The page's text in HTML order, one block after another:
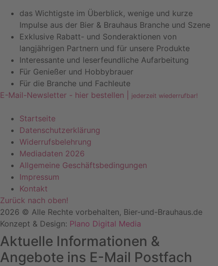
das Wichtigste im Überblick, wenige und kurze
Impulse aus der Bier & Brauhaus Branche und Szene
Exklusive Rabatt- und Sonderaktionen von
langjährigen Partnern und für unsere Produkte
Interessante und leserfeundliche Aufarbeitung
Für Genießer und Hobbybrauer
Für die Branche und Fachleute
E-Mail-Newsletter - hier bestellen |
jederzeit wiederrufbar!
Startseite
Datenschutzerklärung
Widerrufsbelehrung
Mediadaten 2026
Allgemeine Geschäftsbedingungen
Impressum
Kontakt
Zurück nach oben!
2026 © Alle Rechte vorbehalten, Bier-und-Brauhaus.de
Konzept & Design: Plano Digital Media
Aktuelle Informationen &
Angebote ins E-Mail Postfach